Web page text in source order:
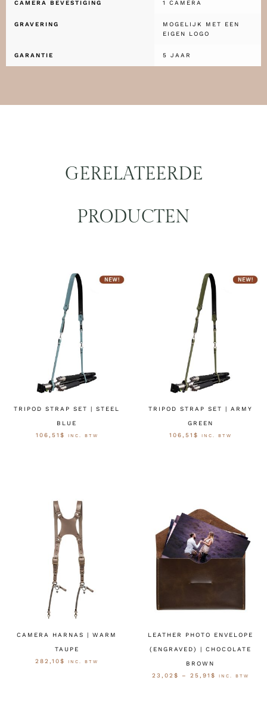
CAMERA BEVESTIGING 1 CAMERA
GRAVERING
MOGELIJK MET EEN
EIGEN LOGO
GARANTIE 5 JAAR
GERELATEERDE
PRODUCTEN
TRIPOD STRAP SET | STEEL
BLUE
106,51 $ INC. BTW
TRIPOD STRAP SET | ARMY
GREEN
106,51 $ INC. BTW
CAMERA HARNAS | WARM
TAUPE
282,10$ INC. BTW
LEATHER PHOTO ENVELOPE
(ENGRAVED) | CHOCOLATE
BROWN
23,02 $ – 25,91 $ INC. BTW